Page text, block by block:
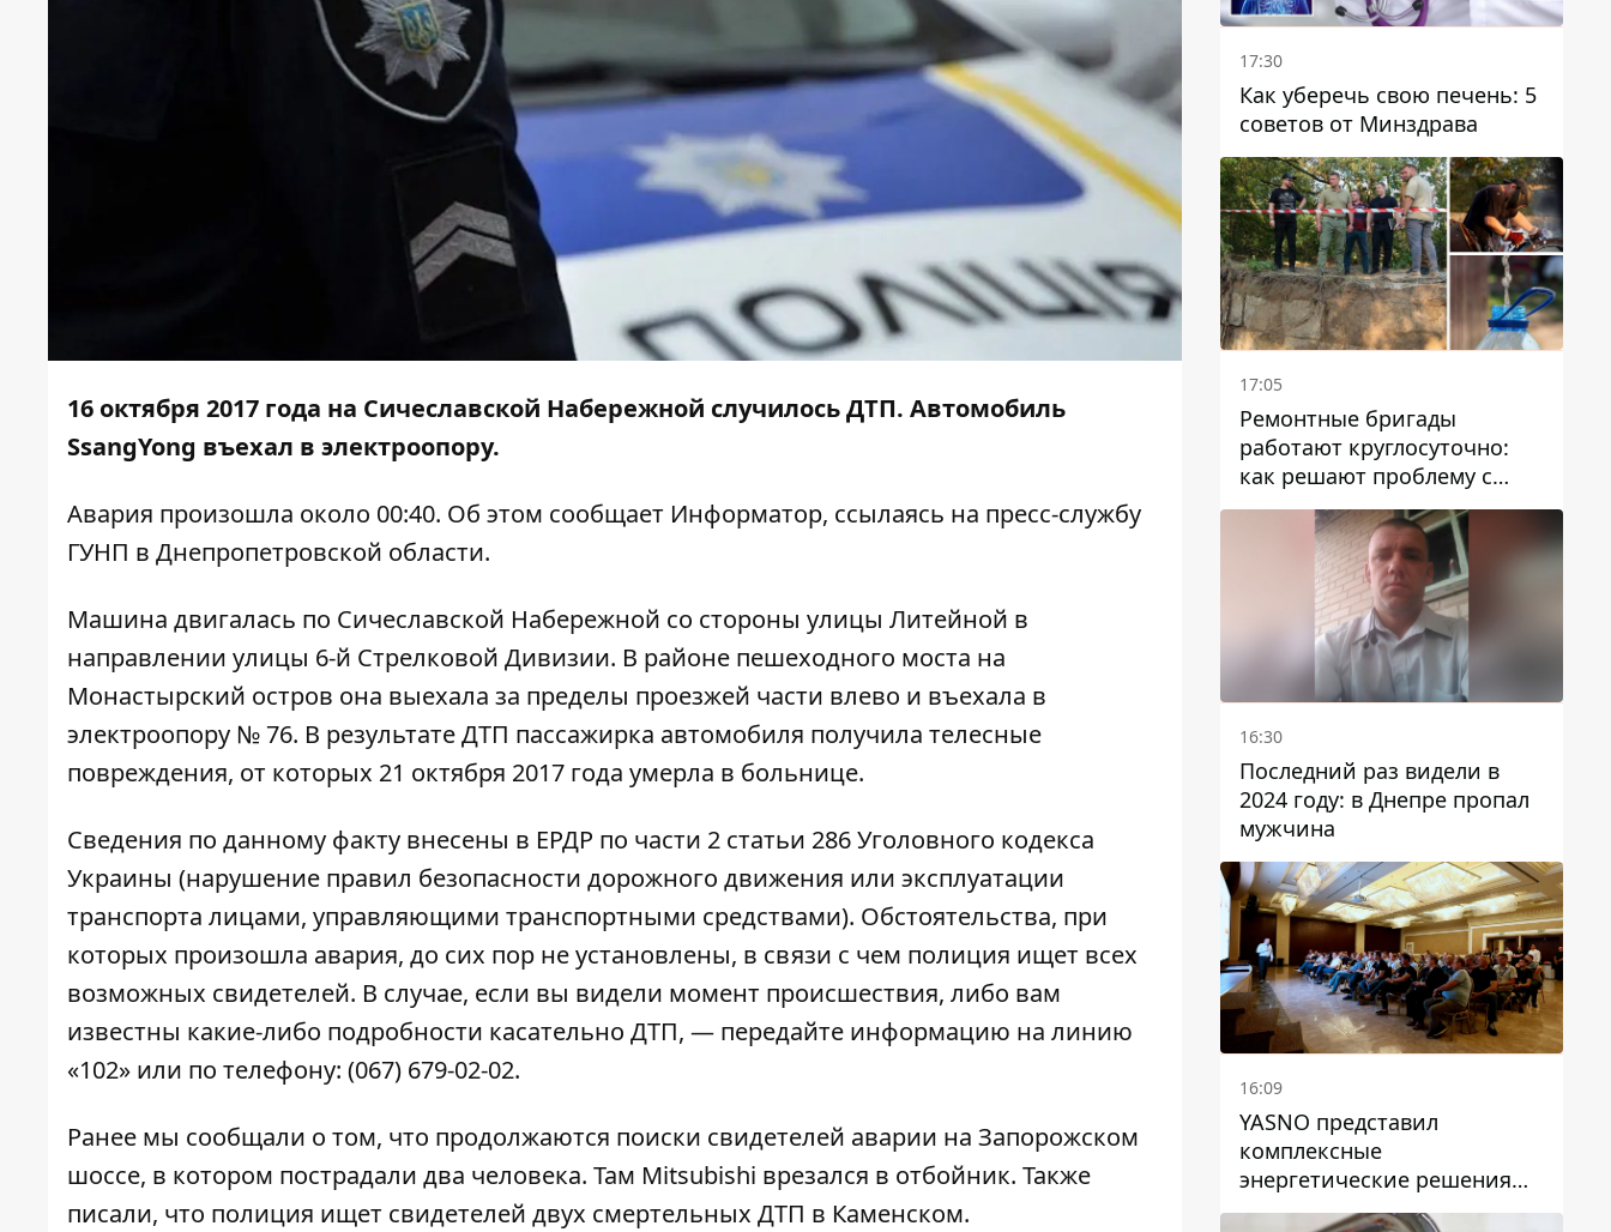
16 октября 2017 года на Сичеславской Набережной случилось ДТП. Автомобиль
SsangYong въехал в электроопору.
Авария произошла около 00:40. Об этом сообщает Информатор, ссылаясь на пресс-службу
ГУНП в Днепропетровской области.
Машина двигалась по Сичеславской Набережной со стороны улицы Литейной в
направлении улицы 6-й Стрелковой Дивизии. В районе пешеходного моста на
Монастырский остров она выехала за пределы проезжей части влево и въехала в
электроопору № 76. В результате ДТП пассажирка автомобиля получила телесные
повреждения, от которых 21 октября 2017 года умерла в больнице.
Сведения по данному факту внесены в ЕРДР по части 2 статьи 286 Уголовного кодекса
Украины (нарушение правил безопасности дорожного движения или эксплуатации
транспорта лицами, управляющими транспортными средствами). Обстоятельства, при
которых произошла авария, до сих пор не установлены, в связи с чем полиция ищет всех
возможных свидетелей. В случае, если вы видели момент происшествия, либо вам
известны какие-либо подробности касательно ДТП, — передайте информацию на линию
«102» или по телефону: (067) 679-02-02.
Ранее мы сообщали о том, что продолжаются поиски свидетелей аварии на Запорожском
шоссе, в котором пострадали два человека. Там Mitsubishi врезался в отбойник. Также
писали, что полиция ищет свидетелей двух смертельных ДТП в Каменском.
17:30
Как уберечь свою печень: 5
советов от Минздрава
17:05
Ремонтные бригады
работают круглосуточно:
как решают проблему с
водой в Марганецкой
громаде
16:30
Последний раз видели в
2024 году: в Днепре пропал
мужчина
16:09
YASNO представил
комплексные
энергетические решения
для бизнеса в Днепре